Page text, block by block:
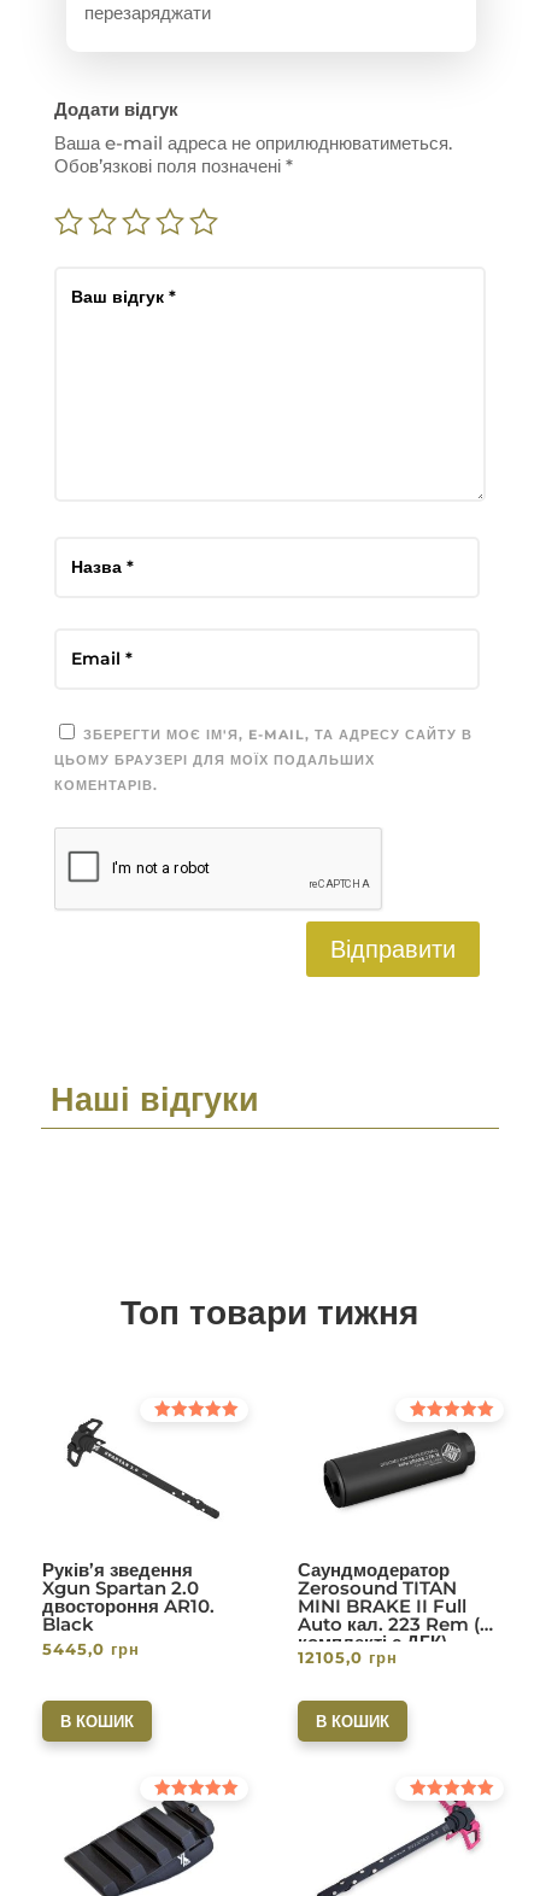
перезаряджати
Додати відгук
Ваша e-mail адреса не оприлюднюватиметься.
Обов’язкові поля позначені *
ЗБЕРЕГТИ МОЄ ІМ'Я, E-MAIL, ТА АДРЕСУ САЙТУ В
ЦЬОМУ БРАУЗЕРІ ДЛЯ МОЇХ ПОДАЛЬШИХ
КОМЕНТАРІВ.
Відправити
Наші відгуки
Топ товари тижня
Руків’я зведення
Xgun Spartan 2.0
двостороння AR10.
Black
5445,0 грн
В КОШИК
Саундмодератор
Zerosound TITAN
MINI BRAKE II Full
Auto кал. 223 Rem (в
комплекті с ДГК)
різьба 1/2-28. Вlack
Оцінено в
5.00
з 5
12105,0 грн
В КОШИК
Оцінено в
5.00
з 5
Оцінено в
з 5